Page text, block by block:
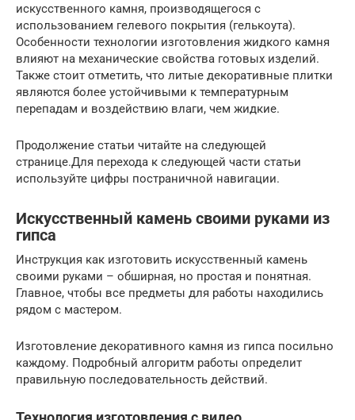
искусственного камня, производящегося с
использованием гелевого покрытия (гелькоута).
Особенности технологии изготовления жидкого камня
влияют на механические свойства готовых изделий.
Также стоит отметить, что литые декоративные плитки
являются более устойчивыми к температурным
перепадам и воздействию влаги, чем жидкие.
Продолжение статьи читайте на следующей
странице.Для перехода к следующей части статьи
используйте цифры постраничной навигации.
Искусственный камень своими руками из
гипса
Инструкция как изготовить искусственный камень
своими руками – обширная, но простая и понятная.
Главное, чтобы все предметы для работы находились
рядом с мастером.
Изготовление декоративного камня из гипса посильно
каждому. Подробный алгоритм работы определит
правильную последовательность действий.